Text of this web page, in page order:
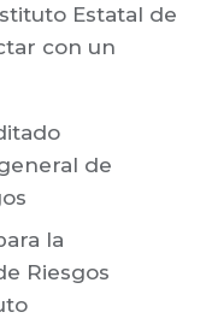
Estatal de
con un
de
la
Riesgos